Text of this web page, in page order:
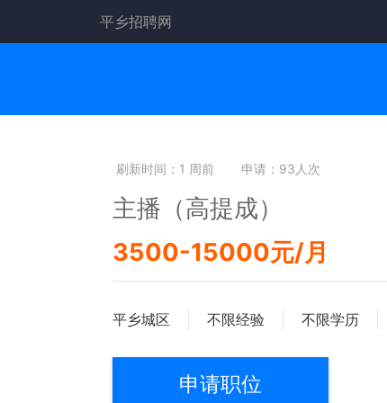
平乡招聘网
刷新时间：1 周前 申请：93人次
主播（高提成）
3500-15000元/月
平乡城区 不限经验 不限学历
申请职位